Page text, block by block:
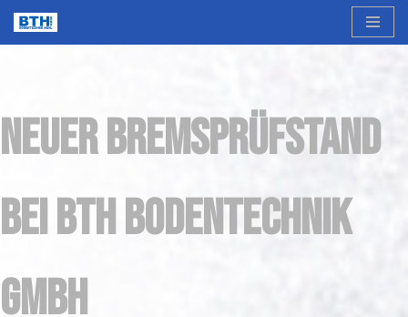
Zum
Neuer Bremsprüfstand
bei BTH Bodentechnik
GmbH